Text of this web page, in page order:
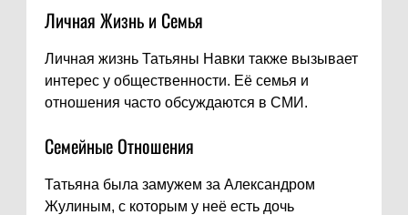
Личная Жизнь и Семья
Личная жизнь Татьяны Навки также вызывает
интерес у общественности. Её семья и
отношения часто обсуждаются в СМИ.
Семейные Отношения
Татьяна была замужем за Александром
Жулиным, с которым у неё есть дочь